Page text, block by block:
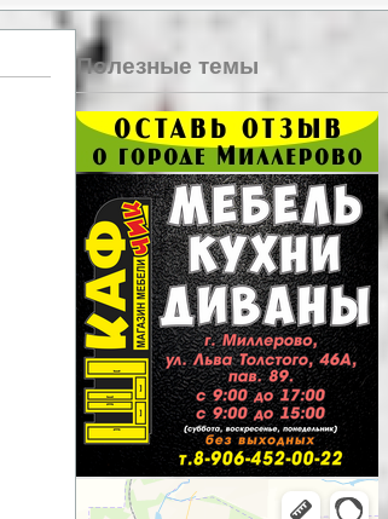
Полезные темы